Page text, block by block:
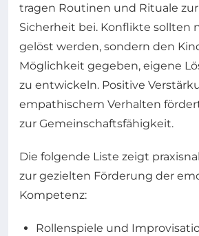
tragen Routinen und Rituale
Sicherheit bei. Konflikte sollten
gelöst werden, sondern den
Möglichkeit gegeben, eigene
zu entwickeln. Positive
empathischem Verhalten
zur Gemeinschaftsfähigkeit.
Die folgende Liste zeigt
zur gezielten Förderung der
Kompetenz:
Rollenspiele und